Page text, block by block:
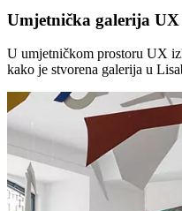
Umjetnička galerija
U umjetničkom prostoru UX
kako je stvorena galerija u